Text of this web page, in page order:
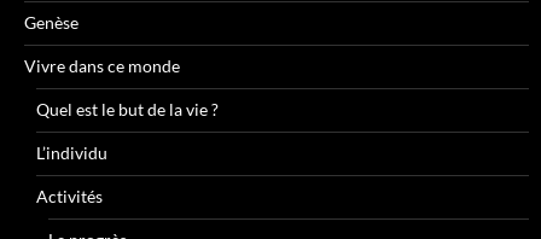
Genèse
Vivre dans ce monde
Quel est le but de la vie ?
L’individu
Activités